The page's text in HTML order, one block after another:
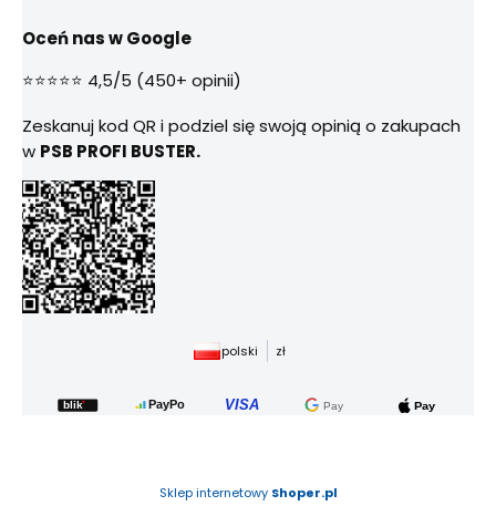
Oceń nas w Google
⭐⭐⭐⭐⭐ 4,5/5 (450+ opinii)
Zeskanuj kod QR i podziel się swoją opinią o zakupach
w PSB PROFI BUSTER.
polski zł
Sklep internetowy Shoper.pl